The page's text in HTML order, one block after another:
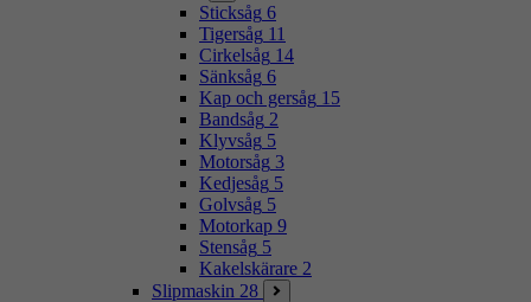
Sticksåg 6
Tigersåg 11
Cirkelsåg 14
Sänksåg 6
Kap och gersåg 15
Bandsåg 2
Klyvsåg 5
Motorsåg 3
Kedjesåg 5
Golvsåg 5
Motorkap 9
Stensåg 5
Kakelskärare 2
Slipmaskin 28